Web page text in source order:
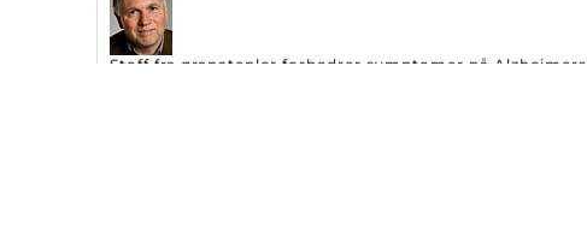
Stoff fra granatepler forbedrer symptomer på Alzheimers